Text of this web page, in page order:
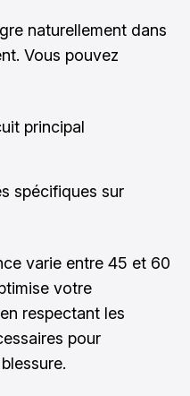
naturellement dans
Vous pouvez
principal
spécifiques sur
varie entre 45 et 60
votre
respectant les
pour